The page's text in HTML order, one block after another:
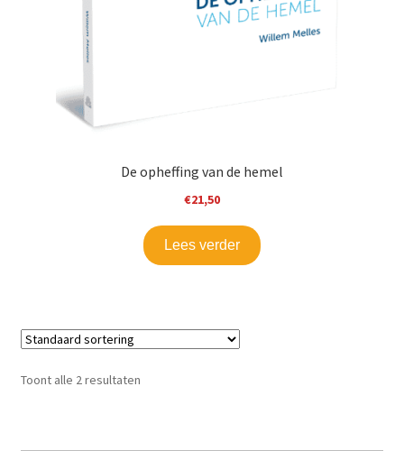
De opheffing van de hemel
€21,50
Lees verder
Toont alle 2 resultaten